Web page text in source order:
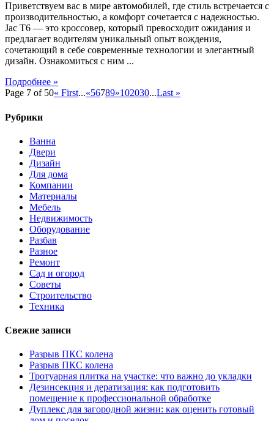
Приветствуем вас в мире автомобилей, где стиль встречается с
производительностью, а комфорт сочетается с надежностью.
Jac T6 — это кроссовер, который превосходит ожидания и
предлагает водителям уникальный опыт вождения,
сочетающий в себе современные технологии и элегантный
дизайн. Ознакомиться с ним ...
Подробнее »
Page 7 of 50« First...«56789»102030...Last »
Рубрики
Ванна
Двери
Дизайн
Для дома
Компании
Материалы
Мебель
Недвижимость
Оборудование
Разбав
Разное
Ремонт
Сад и огород
Советы
Строительство
Техника
Свежие записи
Разрыв ПКС колена
Разрыв ПКС колена
Тротуарная плитка на участке: что важно до укладки
Дезинсекция и дератизация: как подготовить
помещение к профессиональной обработке
Дуплекс для загородной жизни: как оценить готовый